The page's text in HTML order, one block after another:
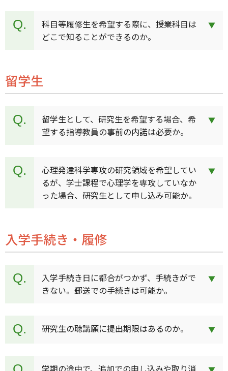
科目等履修生を希望する際に、授業科目は
どこで知ることができるのか。
留学生
留学生として、研究生を希望する場合、希
望する指導教員の事前の内諾は必要か。
心理発達科学専攻の研究領域を希望してい
るが、学士課程で心理学を専攻していなか
った場合、研究生として申し込み可能か。
入学手続き・履修
入学手続き日に都合がつかず、手続きがで
きない。郵送での手続きは可能か。
研究生の聴講願に提出期限はあるのか。
学期の途中で、追加での申し込みや取り消